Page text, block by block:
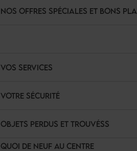
NOS OFFRES SPÉCIALES ET BONS
VOS SERVICES
VOTRE SÉCURITÉ
OBJETS PERDUS ET TROUVÉSS
QUOI DE NEUF AU CENTRE